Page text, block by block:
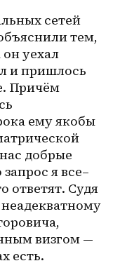
сетей
тем,
он уехал
и пришлось
Причём
ему якобы
добрые
запрос я все–
ответят. Судя
визгом —
есть.